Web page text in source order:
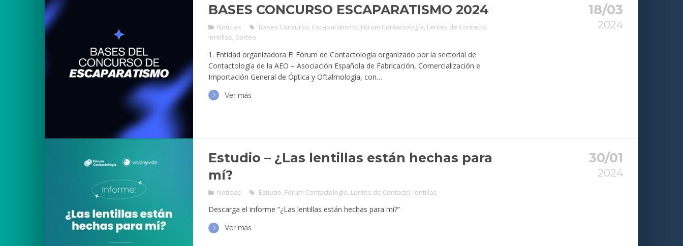
18/03
2024
BASES CONCURSO ESCAPARATISMO 2024
Noticias Bases Concurso Escaparatismo Fórum Contactología Lentes de Contacto
lentillas Sorteo
1. Entidad organizadora El Fórum de Contactología organizado por la sectorial de
Contactología de la AEO – Asociación Española de Fabricación, Comercialización e
Importación General de Óptica y Oftalmología, con…
Ver más
30/01
2024
Estudio – ¿Las lentillas están hechas para
mí?
Noticias Estudio Fórum Contactología Lentes de Contacto lentillas
Descarga el informe “¿Las lentillas están hechas para mí?”
Ver más